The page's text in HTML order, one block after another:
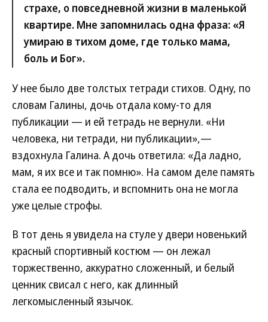
страхе, о повседневной жизни в маленькой
квартире. Мне запомнилась одна фраза: «Я
умираю в тихом доме, где только мама,
боль и Бог».
У нее было две толстых тетради стихов. Одну, по
словам Галины, дочь отдала кому-то для
публикации — и ей тетрадь не вернули. «Ни
человека, ни тетради, ни публикации»,—
вздохнула Галина. А дочь ответила: «Да ладно,
мам, я их все и так помню». На самом деле память
стала ее подводить, и вспомнить она не могла
уже целые строфы.
В тот день я увидела на стуле у двери новенький
красный спортивный костюм — он лежал
торжественно, аккуратно сложенный, и белый
ценник свисал с него, как длинный
легкомысленный язычок.